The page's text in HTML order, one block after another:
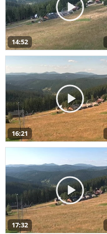
14:52
16:21
17:32